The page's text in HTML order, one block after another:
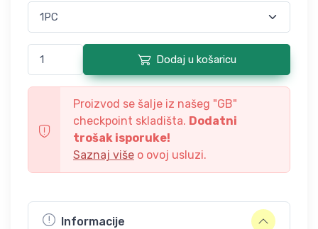
Dodaj u košaricu
Proizvod se šalje iz našeg "GB"
checkpoint skladišta. Dodatni
trošak isporuke!
Saznaj više o ovoj usluzi.
Informacije